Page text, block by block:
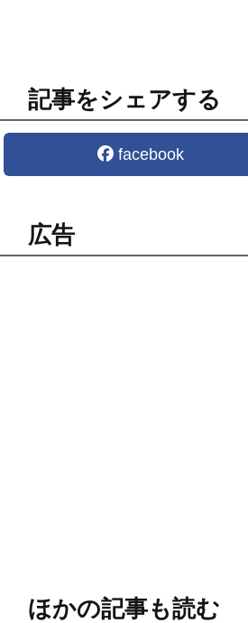
記事をシェアする
facebook
広告
ほかの記事も読む